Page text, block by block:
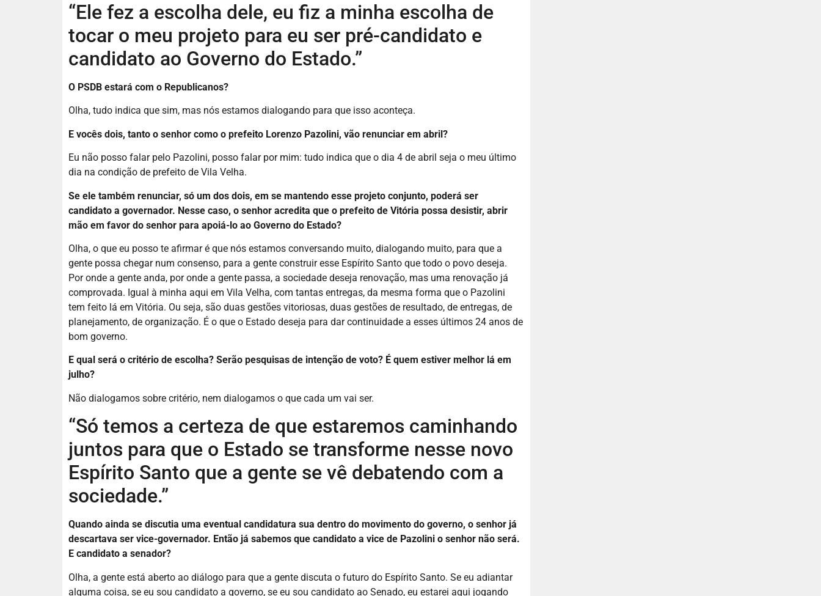
“Ele fez a escolha dele, eu fiz a minha escolha de
tocar o meu projeto para eu ser pré-candidato e
candidato ao Governo do Estado.”
O PSDB estará com o Republicanos?
Olha, tudo indica que sim, mas nós estamos dialogando para que isso aconteça.
E vocês dois, tanto o senhor como o prefeito Lorenzo Pazolini, vão renunciar em abril?
Eu não posso falar pelo Pazolini, posso falar por mim: tudo indica que o dia 4 de abril seja o meu último
dia na condição de prefeito de Vila Velha.
Se ele também renunciar, só um dos dois, em se mantendo esse projeto conjunto, poderá ser
candidato a governador. Nesse caso, o senhor acredita que o prefeito de Vitória possa desistir, abrir
mão em favor do senhor para apoiá-lo ao Governo do Estado?
Olha, o que eu posso te afirmar é que nós estamos conversando muito, dialogando muito, para que a
gente possa chegar num consenso, para a gente construir esse Espírito Santo que todo o povo deseja.
Por onde a gente anda, por onde a gente passa, a sociedade deseja renovação, mas uma renovação já
comprovada. Igual à minha aqui em Vila Velha, com tantas entregas, da mesma forma que o Pazolini
tem feito lá em Vitória. Ou seja, são duas gestões vitoriosas, duas gestões de resultado, de entregas, de
planejamento, de organização. É o que o Estado deseja para dar continuidade a esses últimos 24 anos de
bom governo.
E qual será o critério de escolha? Serão pesquisas de intenção de voto? É quem estiver melhor lá em
julho?
Não dialogamos sobre critério, nem dialogamos o que cada um vai ser.
“Só temos a certeza de que estaremos caminhando
juntos para que o Estado se transforme nesse novo
Espírito Santo que a gente se vê debatendo com a
sociedade.”
Quando ainda se discutia uma eventual candidatura sua dentro do movimento do governo, o senhor já
descartava ser vice-governador. Então já sabemos que candidato a vice de Pazolini o senhor não será.
E candidato a senador?
Olha, a gente está aberto ao diálogo para que a gente discuta o futuro do Espírito Santo. Se eu adiantar
alguma coisa, se eu sou candidato a governo, se eu sou candidato ao Senado, eu estarei aqui jogando